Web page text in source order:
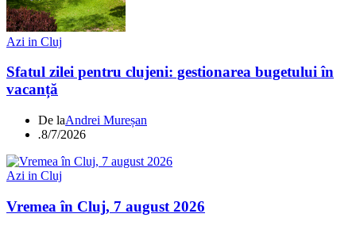
Azi in Cluj
Sfatul zilei pentru clujeni: gestionarea bugetului în
vacanță
De laAndrei Mureșan
.8/7/2026
Azi in Cluj
Vremea în Cluj, 7 august 2026